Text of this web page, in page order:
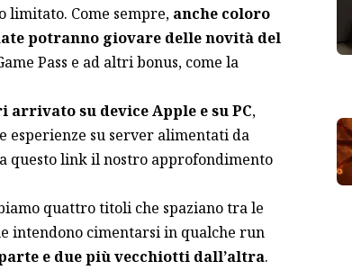
limitato. Come sempre, anche coloro
potranno giovare delle novità del
Pass e ad altri bonus, come la
su device Apple e su PC,
su server alimentati da
questo linkil nostro approfondimento
quattro titoli che spaziano tra le
intendono cimentarsi in qualche run
e due più vecchiotti dall’altra.